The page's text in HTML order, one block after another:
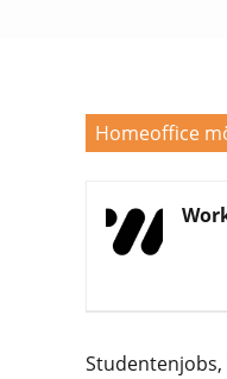
Homeoffice